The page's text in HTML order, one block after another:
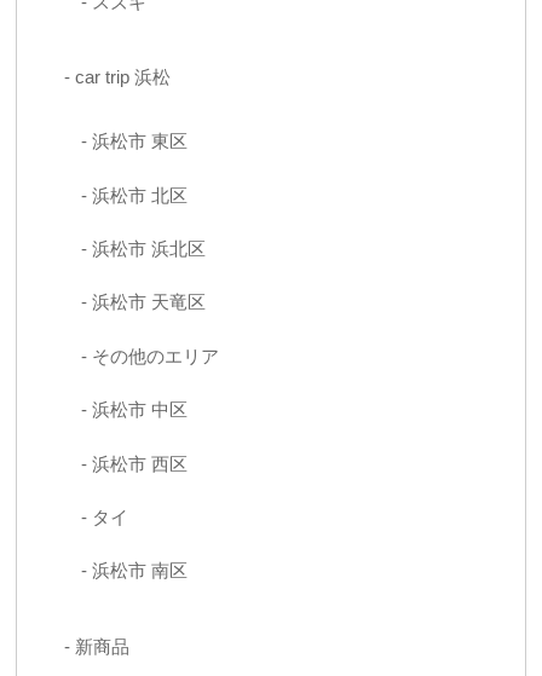
car trip 浜松
浜松市 東区
浜松市 北区
浜松市 浜北区
浜松市 天竜区
その他のエリア
浜松市 中区
浜松市 西区
タイ
浜松市 南区
新商品